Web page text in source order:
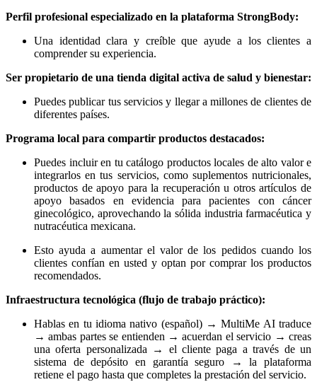
Perfil profesional especializado en la plataforma StrongBody:
Una identidad clara y creíble que ayude a los clientes a
comprender su experiencia.
Ser propietario de una tienda digital activa de salud y bienestar:
Puedes publicar tus servicios y llegar a millones de clientes de
diferentes países.
Programa local para compartir productos destacados:
Puedes incluir en tu catálogo productos locales de alto valor e
integrarlos en tus servicios, como suplementos nutricionales,
productos de apoyo para la recuperación u otros artículos de
apoyo basados en evidencia para pacientes con cáncer
ginecológico, aprovechando la sólida industria farmacéutica y
nutracéutica mexicana.
Esto ayuda a aumentar el valor de los pedidos cuando los
clientes confían en usted y optan por comprar los productos
recomendados.
Infraestructura tecnológica (flujo de trabajo práctico):
Hablas en tu idioma nativo (español) → MultiMe AI traduce
→ ambas partes se entienden → acuerdan el servicio → creas
una oferta personalizada → el cliente paga a través de un
sistema de depósito en garantía seguro → la plataforma
retiene el pago hasta que completes la prestación del servicio.